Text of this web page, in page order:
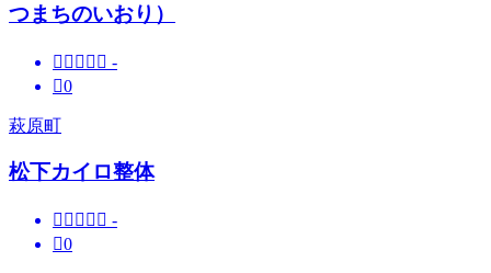
つまちのいおり）
     -
0
萩原町
松下カイロ整体
     -
0